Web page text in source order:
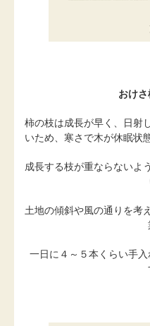
おけ
柿の枝は成長が早く、日射
いため、寒さで木が休眠状
成長する枝が重ならないよ
土地の傾斜や風の通りを考
一日に４～５本くらい手